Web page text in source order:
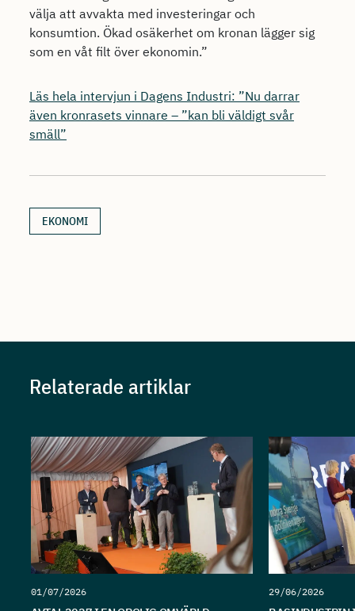
välja att avvakta med investeringar och
konsumtion. Ökad osäkerhet om kronan lägger sig
som en våt filt över ekonomin.”
Läs hela intervjun i Dagens Industri: ”Nu darrar
även kronrasets vinnare – ”kan bli väldigt svår
smäll”
EKONOMI
Relaterade artiklar
01/07/2026 29/06/2026